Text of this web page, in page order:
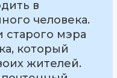
в
человека.
старого мэра
который
жителей.